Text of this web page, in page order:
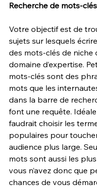
Recherche de mots-clés
Votre objectif est de
sujets sur lesquels
des mots-clés de niche
domaine d’expertise.
mots-clés sont des
mots que les
dans la barre de
font une requête.
faudrait choisir les
populaires pour
audience plus large.
mots sont aussi les
vous n’avez donc que
chances de vous